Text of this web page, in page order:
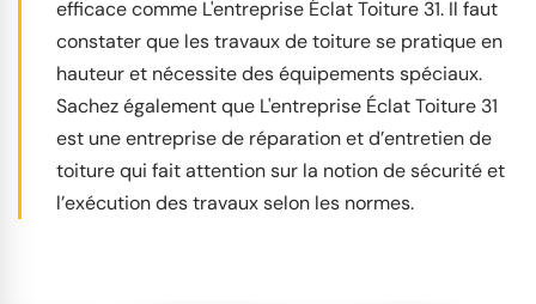
efficace comme L'entreprise Éclat Toiture 31. Il faut
constater que les travaux de toiture se pratique en
hauteur et nécessite des équipements spéciaux.
Sachez également que L'entreprise Éclat Toiture 31
est une entreprise de réparation et d’entretien de
toiture qui fait attention sur la notion de sécurité et
l’exécution des travaux selon les normes.